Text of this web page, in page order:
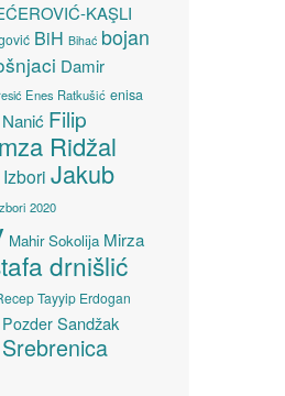
KAŞLI
BiH Bihać bojan
Damir
Enes Ratkušić enisa
Filip
Ridžal
Izbori Jakub
2020
Mahir Sokolija Mirza
drnišlić
Tayyip Erdogan
Sandžak
Srebrenica